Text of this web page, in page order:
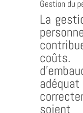
Gestion du
La
soient